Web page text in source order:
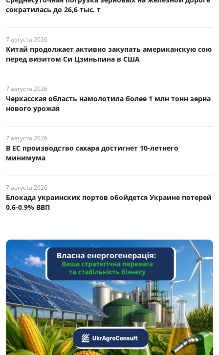
сократилась до 26,6 тыс. т
7 августа 2026
Китай продолжает активно закупать американскую сою
перед визитом Си Цзиньпина в США
7 августа 2026
Черкасская область намолотила более 1 млн тонн зерна
нового урожая
7 августа 2026
В ЕС производство сахара достигнет 10-летнего
минимума
7 августа 2026
Блокада украинских портов обойдется Украине потерей
0,6-0,9% ВВП